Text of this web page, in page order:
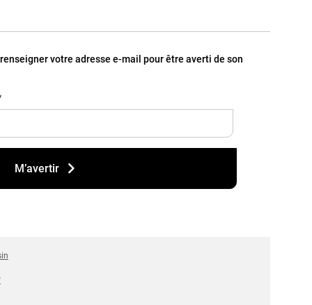
votre adresse e-mail pour être averti de son
M’avertir